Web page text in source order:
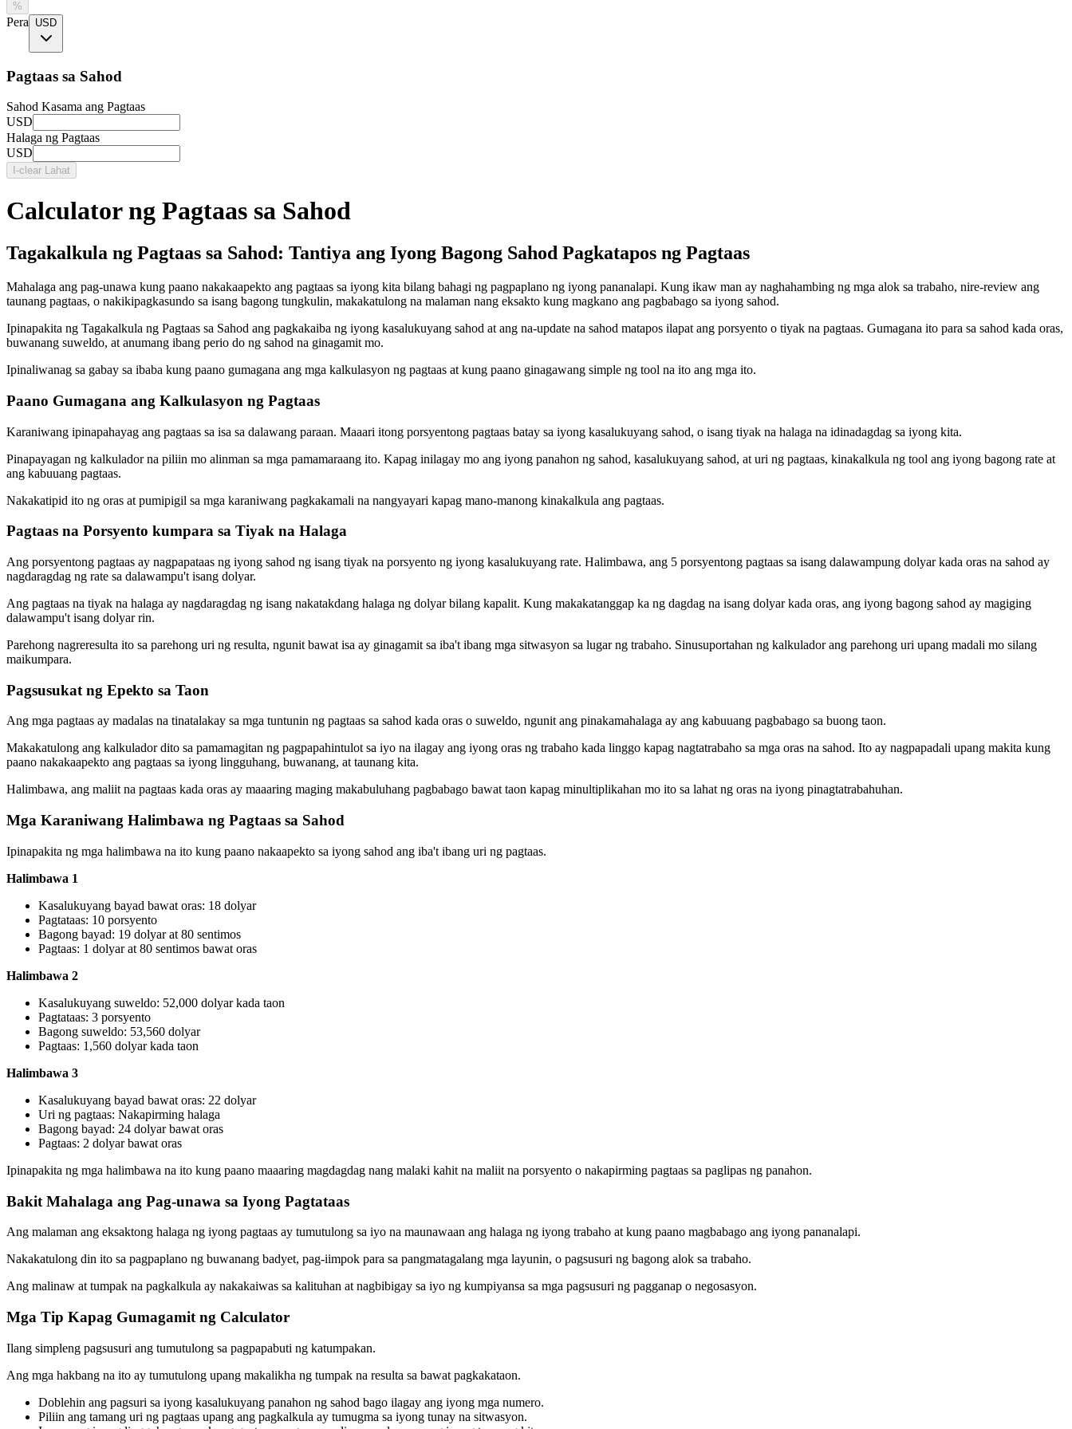
%
Pera USD
Pagtaas sa Sahod
Sahod Kasama ang Pagtaas
USD
Halaga ng Pagtaas
USD
I-clear Lahat
Calculator ng Pagtaas sa Sahod
Tagakalkula ng Pagtaas sa Sahod: Tantiya ang Iyong Bagong Sahod Pagkatapos ng Pagtaas
Mahalaga ang pag-unawa kung paano nakakaapekto ang pagtaas sa iyong kita bilang bahagi ng pagpaplano ng iyong pananalapi. Kung ikaw man ay naghahambing ng mga alok sa trabaho, nire-review ang
taunang pagtaas, o nakikipagkasundo sa isang bagong tungkulin, makakatulong na malaman nang eksakto kung magkano ang pagbabago sa iyong sahod.
Ipinapakita ng Tagakalkula ng Pagtaas sa Sahod ang pagkakaiba ng iyong kasalukuyang sahod at ang na-update na sahod matapos ilapat ang porsyento o tiyak na pagtaas. Gumagana ito para sa sahod kada oras,
buwanang suweldo, at anumang ibang perio do ng sahod na ginagamit mo.
Ipinaliwanag sa gabay sa ibaba kung paano gumagana ang mga kalkulasyon ng pagtaas at kung paano ginagawang simple ng tool na ito ang mga ito.
Paano Gumagana ang Kalkulasyon ng Pagtaas
Karaniwang ipinapahayag ang pagtaas sa isa sa dalawang paraan. Maaari itong porsyentong pagtaas batay sa iyong kasalukuyang sahod, o isang tiyak na halaga na idinadagdag sa iyong kita.
Pinapayagan ng kalkulador na piliin mo alinman sa mga pamamaraang ito. Kapag inilagay mo ang iyong panahon ng sahod, kasalukuyang sahod, at uri ng pagtaas, kinakalkula ng tool ang iyong bagong rate at
ang kabuuang pagtaas.
Nakakatipid ito ng oras at pumipigil sa mga karaniwang pagkakamali na nangyayari kapag mano-manong kinakalkula ang pagtaas.
Pagtaas na Porsyento kumpara sa Tiyak na Halaga
Ang porsyentong pagtaas ay nagpapataas ng iyong sahod ng isang tiyak na porsyento ng iyong kasalukuyang rate. Halimbawa, ang 5 porsyentong pagtaas sa isang dalawampung dolyar kada oras na sahod ay
nagdaragdag ng rate sa dalawampu't isang dolyar.
Ang pagtaas na tiyak na halaga ay nagdaragdag ng isang nakatakdang halaga ng dolyar bilang kapalit. Kung makakatanggap ka ng dagdag na isang dolyar kada oras, ang iyong bagong sahod ay magiging
dalawampu't isang dolyar rin.
Parehong nagreresulta ito sa parehong uri ng resulta, ngunit bawat isa ay ginagamit sa iba't ibang mga sitwasyon sa lugar ng trabaho. Sinusuportahan ng kalkulador ang parehong uri upang madali mo silang
maikumpara.
Pagsusukat ng Epekto sa Taon
Ang mga pagtaas ay madalas na tinatalakay sa mga tuntunin ng pagtaas sa sahod kada oras o suweldo, ngunit ang pinakamahalaga ay ang kabuuang pagbabago sa buong taon.
Makakatulong ang kalkulador dito sa pamamagitan ng pagpapahintulot sa iyo na ilagay ang iyong oras ng trabaho kada linggo kapag nagtatrabaho sa mga oras na sahod. Ito ay nagpapadali upang makita kung
paano nakakaapekto ang pagtaas sa iyong lingguhang, buwanang, at taunang kita.
Halimbawa, ang maliit na pagtaas kada oras ay maaaring maging makabuluhang pagbabago bawat taon kapag minultiplikahan mo ito sa lahat ng oras na iyong pinagtatrabahuhan.
Mga Karaniwang Halimbawa ng Pagtaas sa Sahod
Ipinapakita ng mga halimbawa na ito kung paano nakaapekto sa iyong sahod ang iba't ibang uri ng pagtaas.
Halimbawa 1
Kasalukuyang bayad bawat oras: 18 dolyar
Pagtataas: 10 porsyento
Bagong bayad: 19 dolyar at 80 sentimos
Pagtaas: 1 dolyar at 80 sentimos bawat oras
Halimbawa 2
Kasalukuyang suweldo: 52,000 dolyar kada taon
Pagtataas: 3 porsyento
Bagong suweldo: 53,560 dolyar
Pagtaas: 1,560 dolyar kada taon
Halimbawa 3
Kasalukuyang bayad bawat oras: 22 dolyar
Uri ng pagtaas: Nakapirming halaga
Bagong bayad: 24 dolyar bawat oras
Pagtaas: 2 dolyar bawat oras
Ipinapakita ng mga halimbawa na ito kung paano maaaring magdagdag nang malaki kahit na maliit na porsyento o nakapirming pagtaas sa paglipas ng panahon.
Bakit Mahalaga ang Pag-unawa sa Iyong Pagtataas
Ang malaman ang eksaktong halaga ng iyong pagtaas ay tumutulong sa iyo na maunawaan ang halaga ng iyong trabaho at kung paano magbabago ang iyong pananalapi.
Nakakatulong din ito sa pagpaplano ng buwanang badyet, pag-iimpok para sa pangmatagalang mga layunin, o pagsusuri ng bagong alok sa trabaho.
Ang malinaw at tumpak na pagkalkula ay nakakaiwas sa kalituhan at nagbibigay sa iyo ng kumpiyansa sa mga pagsusuri ng pagganap o negosasyon.
Mga Tip Kapag Gumagamit ng Calculator
Ilang simpleng pagsusuri ang tumutulong sa pagpapabuti ng katumpakan.
Ang mga hakbang na ito ay tumutulong upang makalikha ng tumpak na resulta sa bawat pagkakataon.
Doblehin ang pagsuri sa iyong kasalukuyang panahon ng sahod bago ilagay ang iyong mga numero.
Piliin ang tamang uri ng pagtaas upang ang pagkalkula ay tumugma sa iyong tunay na sitwasyon.